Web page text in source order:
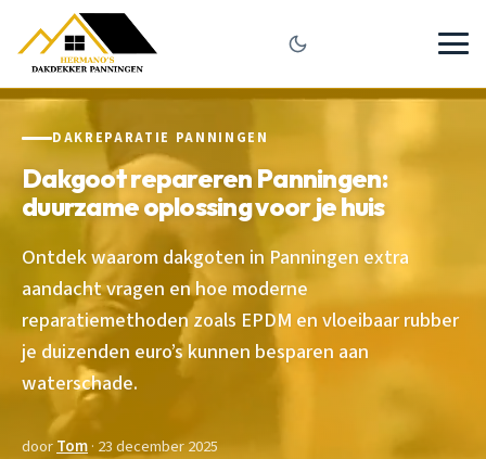
DAKREPARATIE PANNINGEN
Dakgoot repareren Panningen:
duurzame oplossing voor je huis
Ontdek waarom dakgoten in Panningen extra
aandacht vragen en hoe moderne
reparatiemethoden zoals EPDM en vloeibaar rubber
je duizenden euro’s kunnen besparen aan
waterschade.
doorTom· 23 december 2025